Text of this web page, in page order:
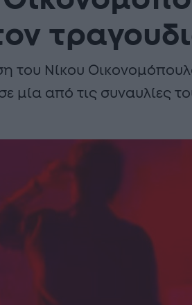
του Νίκου
μία από τις συναυλίες